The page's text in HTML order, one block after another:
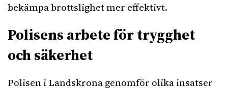
bekämpa brottslighet mer effektivt.
Polisens arbete för trygghet
och säkerhet
Polisen i Landskrona genomför olika insatser